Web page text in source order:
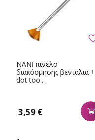
NANI πινέλο
διακόσμησης βεντάλια +
dot too...
3,59 €